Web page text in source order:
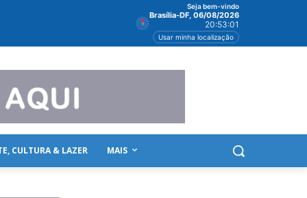
Seja bem-vindo
Brasília-DF, 06/08/2026
20:53:02
Usar minha localização
CULTURA & LAZER MAIS